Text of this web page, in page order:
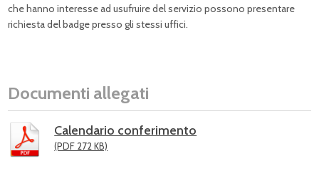
che hanno interesse ad usufruire del servizio possono presentare
richiesta del badge presso gli stessi uffici.
Documenti allegati
Calendario conferimento
(PDF 272 KB)